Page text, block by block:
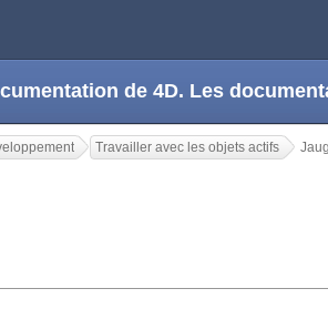
de 4D. Les
Travailler avec les objets actifs